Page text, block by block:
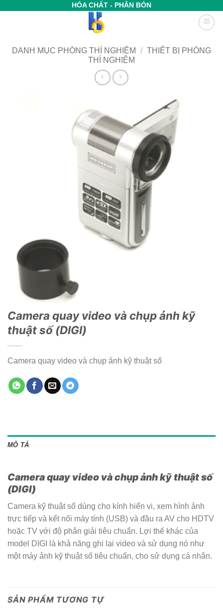
HÓA CHẤT - PHÂN BÓN
DANH MỤC PHÒNG THÍ NGHIỆM / THIẾT BỊ PHÒNG
THÍ NGHIỆM
Camera quay video và chụp ảnh kỹ
thuật số (DIGI)
Camera quay video và chụp ảnh kỹ thuật số
MÔ TẢ
Camera quay video và chụp ảnh kỹ thuật số
(DIGI)
Camera kỹ thuật số dùng cho kính hiển vi, xem hình ảnh
trực tiếp và kết nối máy tính (USB) và đầu ra AV cho HDTV
hoặc TV với độ phân giải tiêu chuẩn. Lợi thế khác của
model DIGI là khả năng ghi lại video và sử dụng nó như
một máy ảnh kỹ thuật số tiêu chuẩn, cho sử dụng cá nhân.
SẢN PHẨM TƯƠNG TỰ